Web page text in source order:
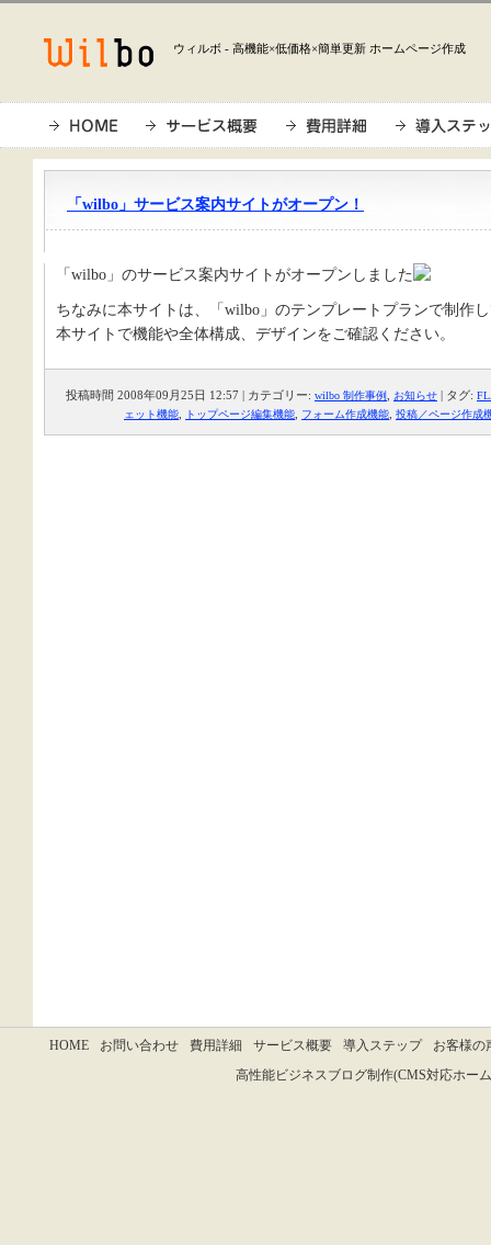
ウィルボ - 高機能×低価格×簡単更新 ホームページ作成
「wilbo」サービス案内サイトがオープン！
「wilbo」のサービス案内サイトがオープンしました
ちなみに本サイトは、「wilbo」のテンプレートプランで制作
本サイトで機能や全体構成、デザインをご確認ください。
投稿時間 2008年09月25日 12:57 | カテゴリー: wilbo 制作事例 お知らせ | タグ:
ェット機能
トップページ編集機能 フォーム作成機能 投稿／ページ作成
HOME お問い合わせ 費用詳細 サービス概要 導入ステップ
お客様の
高性能ビジネスブログ制作(CMS対応ホー